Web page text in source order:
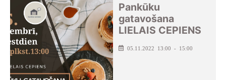
Pankūku
gatavošana
LIELAIS CEPIENS
05.11.2022 13:00 - 15:00